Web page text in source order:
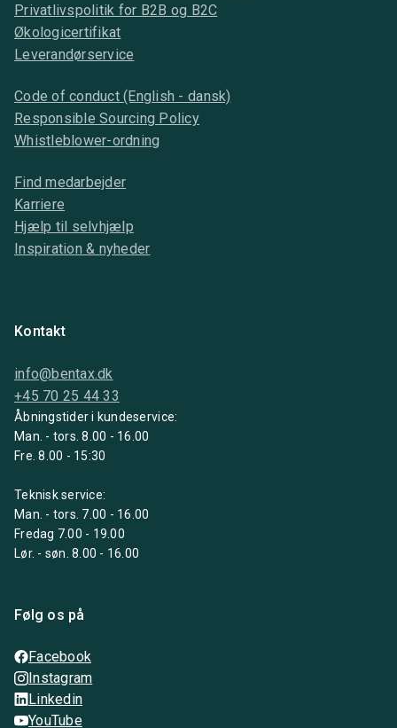
Privatlivspolitik for B2B og B2C
Økologicertifikat
Leverandørservice
Code of conduct (English - dansk)
Responsible Sourcing Policy
Whistleblower-ordning
Find medarbejder
Karriere
Hjælp til selvhjælp
Inspiration & nyheder
Kontakt
info@bentax.dk
+45 70 25 44 33
Åbningstider i kundeservice:
Man. - tors. 8.00 - 16.00
Fre. 8.00 - 15:30
Teknisk service:
Man. - tors. 7.00 - 16.00
Fredag 7.00 - 19.00
Lør. - søn. 8.00 - 16.00
Følg os på
Facebook
Instagram
Linkedin
YouTube